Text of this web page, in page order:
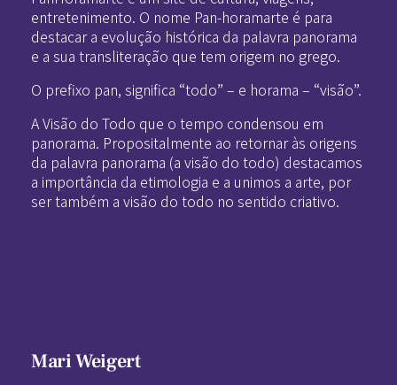
entretenimento. O nome Pan-horamarte é para
destacar a evolução histórica da palavra panorama
e a sua transliteração que tem origem no grego.
O prefixo pan, significa “todo” – e horama – “visão”.
A Visão do Todo que o tempo condensou em
panorama. Propositalmente ao retornar às origens
da palavra panorama (a visão do todo) destacamos
a importância da etimologia e a unimos a arte, por
ser também a visão do todo no sentido criativo.
Mari Weigert